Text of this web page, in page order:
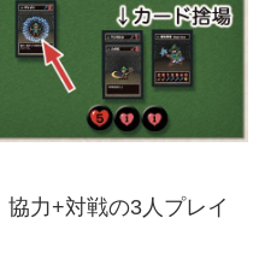
力+対戦の3人プレイ